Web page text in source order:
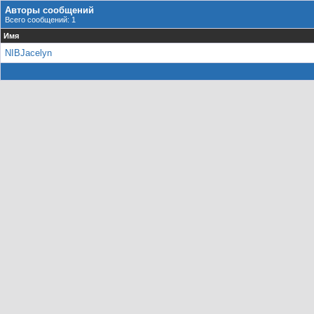
Авторы сообщений
Всего сообщений: 1
Имя
NIBJacelyn